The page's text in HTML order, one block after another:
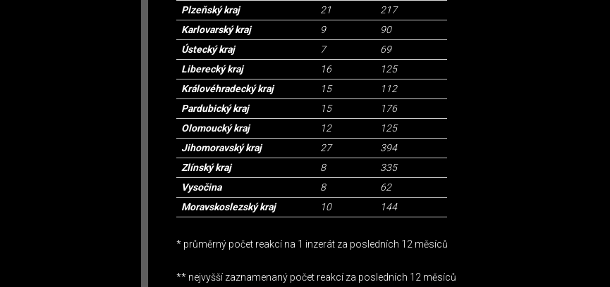
Plzeňský kraj
21
217
Karlovarský kraj
9
90
Ústecký kraj
7
69
Liberecký kraj
16
125
Královéhradecký kraj
15
112
Pardubický kraj
15
176
Olomoucký kraj
12
125
Jihomoravský kraj
27
394
Zlínský kraj
8
335
Vysočina
8
62
Moravskoslezský kraj
10 144
* průměrný počet reakcí na 1 inzerát za posledních 12 měsíců
** nejvyšší zaznamenaný počet reakcí za posledních 12 měsíců